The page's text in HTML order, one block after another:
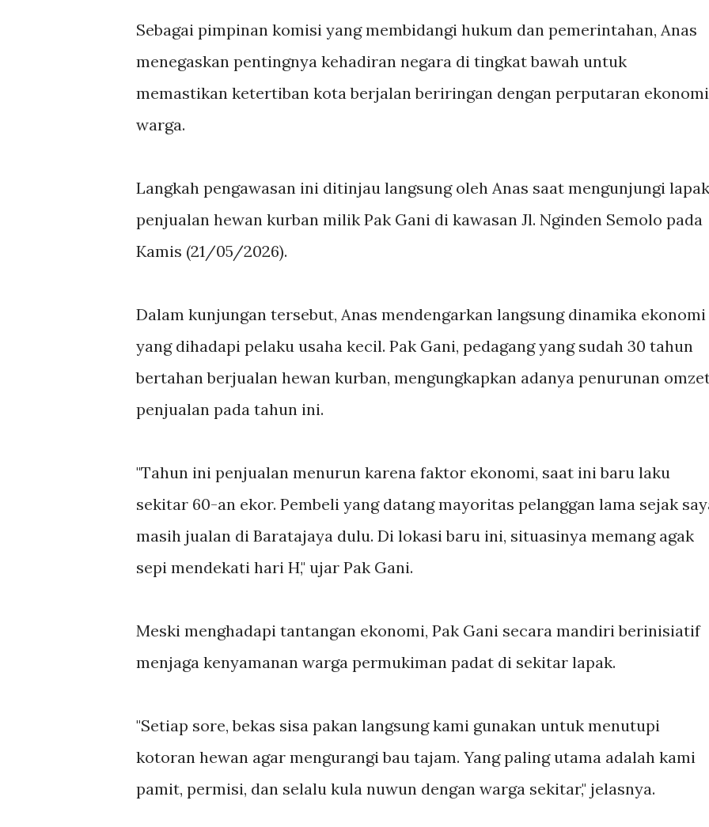
Sebagai pimpinan komisi yang membidangi hukum dan pemerintahan, Anas
menegaskan pentingnya kehadiran negara di tingkat bawah untuk
memastikan ketertiban kota berjalan beriringan dengan perputaran ekonomi
warga.
Langkah pengawasan ini ditinjau langsung oleh Anas saat mengunjungi lapak
penjualan hewan kurban milik Pak Gani di kawasan Jl. Nginden Semolo pada
Kamis (21/05/2026).
Dalam kunjungan tersebut, Anas mendengarkan langsung dinamika ekonomi
yang dihadapi pelaku usaha kecil. Pak Gani, pedagang yang sudah 30 tahun
bertahan berjualan hewan kurban, mengungkapkan adanya penurunan
penjualan pada tahun ini.
"Tahun ini penjualan menurun karena faktor ekonomi, saat ini baru laku
sekitar 60-an ekor. Pembeli yang datang mayoritas pelanggan lama sejak
masih jualan di Baratajaya dulu. Di lokasi baru ini, situasinya memang agak
sepi mendekati hari H," ujar Pak Gani.
Meski menghadapi tantangan ekonomi, Pak Gani secara mandiri berinisiatif
menjaga kenyamanan warga permukiman padat di sekitar lapak.
"Setiap sore, bekas sisa pakan langsung kami gunakan untuk menutupi
kotoran hewan agar mengurangi bau tajam. Yang paling utama adalah kami
pamit, permisi, dan selalu kula nuwun dengan warga sekitar," jelasnya.